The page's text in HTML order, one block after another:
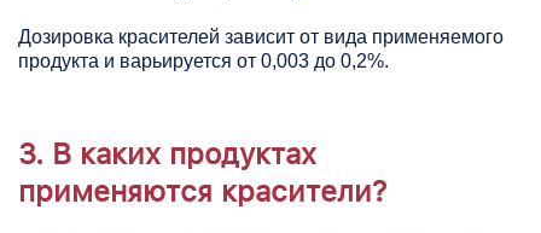
Дозировка красителей зависит от вида применяемого
продукта и варьируется от 0,003 до 0,2%.
3. В каких продуктах
применяются красители?